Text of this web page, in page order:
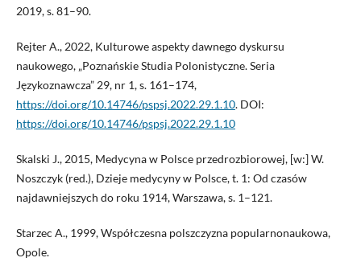
2019, s. 81–90.
Rejter A., 2022, Kulturowe aspekty dawnego dyskursu
naukowego, „Poznańskie Studia Polonistyczne. Seria
Językoznawcza” 29, nr 1, s. 161–174,
https://doi.org/10.14746/pspsj.2022.29.1.10. DOI:
https://doi.org/10.14746/pspsj.2022.29.1.10
Skalski J., 2015, Medycyna w Polsce przedrozbiorowej, [w:] W.
Noszczyk (red.), Dzieje medycyny w Polsce, t. 1: Od czasów
najdawniejszych do roku 1914, Warszawa, s. 1–121.
Starzec A., 1999, Współczesna polszczyzna popularnonaukowa,
Opole.